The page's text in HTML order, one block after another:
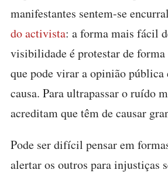
manifestantes sentem-se
do activista: a forma mais fácil
visibilidade é protestar de
que pode virar a opinião pública
causa. Para ultrapassar o ruído
acreditam que têm de causar
Pode ser difícil pensar em
alertar os outros para injustiças